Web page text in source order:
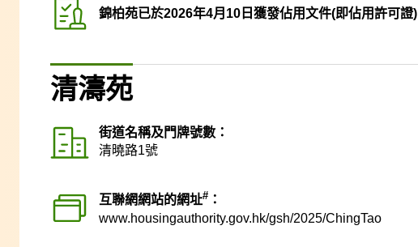
錦柏苑已於2026年4月10日獲發佔用文件(即佔用許可證)
清濤苑
街道名稱及門牌號數：
清曉路1號
互聯網網站的網址# ：
www.housingauthority.gov.hk/gsh/2025/ChingTao